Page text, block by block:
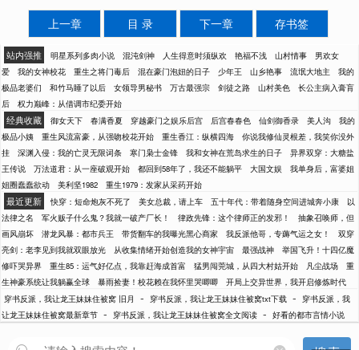
上一章 目 录 下一章 存书签
站内强推 明星系列多肉小说 混沌剑神 人生得意时须纵欢 艳福不浅 山村情事
男欢女
爱
我的女神校花 重生之将门毒后 混在豪门泡妞的日子 少年王 山乡艳事 流氓大地主
我的
极品老婆们
和竹马睡了以后 女领导男秘书 万古最强宗 剑徒之路 山村美色
长公主病入膏肓
后
权力巅峰：从借调市纪委开始
经典收藏 御女天下 春满香夏 穿越豪门之娱乐后宫 后宫春春色 仙剑御香录 美人沟
我的
极品小姨
重生风流富豪，从强吻校花开始 重生香江：纵横四海
你说我修仙灵根差，我笑你没外
挂
深渊入侵：我的亡灵无限词条 寒门枭士金锋 我和女神在荒岛求生的日子
异界双穿：大糖盐
王传说
万法道君：从一座破观开始 都回到58年了，我还不能躺平 大国文娱
我单身后，富婆姐
姐圈蠢蠢欲动
美利坚1982 重生1979：发家从采药开始
最近更新 快穿：短命炮灰不死了 美女总裁，请上车 五十年代：带着随身空间进城奔小康
以
法律之名
军火贩子什么鬼？我就一破产厂长！ 律政先锋：这个律师正的发邪！
抽象召唤师，但
画风崩坏
潜龙风暴：都市兵王 带货翻车的我曝光黑心商家 我反派他哥，专薅气运之女！
双穿
亮剑：老李见到我就双眼放光
从收集情绪开始创造我的女神宇宙 最强战神
举国飞升！十四亿魔
修吓哭异界
重生85：运气好亿点，我靠赶海成首富 猛男闯莞城，从四大村姑开始 凡尘战场
重
生神豪系统让我躺赢全球
暴雨捡妻！校花赖在我怀里哭唧唧
开局上交异世界，我开启修炼时代
穿书反派，我让龙王妹妹住被窝 旧月
- 穿书反派，我让龙王妹妹住被窝txt下载 -
穿书反派，我
让龙王妹妹住被窝最新章节 - 穿书反派，我让龙王妹妹住被窝全文阅读 - 好看的都市言情小说